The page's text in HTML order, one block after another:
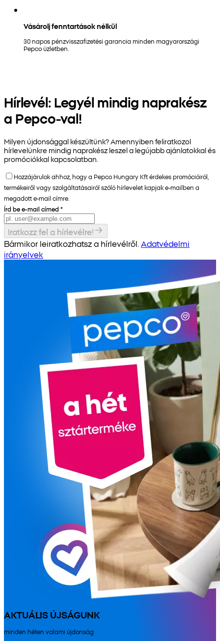
Vásárolj fenntartások nélkül
30 napos pénzvisszafizetési garancia minden magyarországi
Pepco üzletben.
Hírlevél: Legyél mindig naprakész
a Pepco-val!
Milyen újdonsággal készültünk? Amennyiben feliratkozol
hírlevelünkre mindig naprakész leszel a legújabb ajánlatokkal és
promóciókkal kapcsolatban.
Hozzájárulok ahhoz, hogy a Pepco Hungary Kft érdekes promócióiról,
termékeiről vagy szolgáltatásairól szóló hírlevelet kapjak e-mailben a
megadott e-mail címre.
Írd be e-mail címed *
Iratkozz fel a hírlevélre!
Bármikor leiratkozhatsz a hírlevélről. Adatvédelmi
irányelvek
AKTUÁLIS ÚJSÁGUNK
minden héten valami újdonság